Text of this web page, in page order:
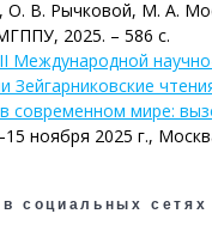
В. Рычковой, М. А.
2025. – 586 с.
Международной
Зейгарниковские
современном мире:
ноября 2025 г.,
социальных сетях